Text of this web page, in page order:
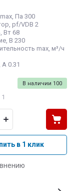
Па 300
pf/VDB 2
Вт 68
В 230
max, м³/ч
А 0.31
В наличии 100
в 1 клик